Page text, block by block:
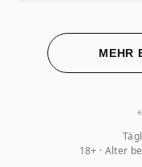
MEHR
18+ · Alter